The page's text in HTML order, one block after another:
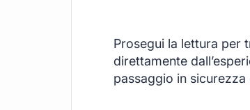
Prosegui la lettura per
direttamente
passaggio in